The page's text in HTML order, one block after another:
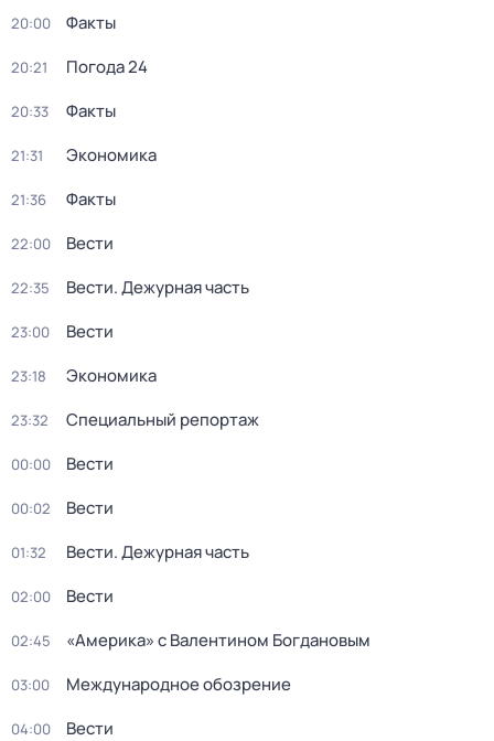
20:00 Факты
20:21 Погода 24
20:33 Факты
21:31 Экономика
21:36 Факты
22:00 Вести
22:35 Вести. Дежурная часть
23:00 Вести
23:18 Экономика
23:32 Специальный репортаж
00:00 Вести
00:02 Вести
01:32 Вести. Дежурная часть
02:00 Вести
02:45 «Америка» с Валентином Богдановым
03:00 Международное обозрение
04:00 Вести